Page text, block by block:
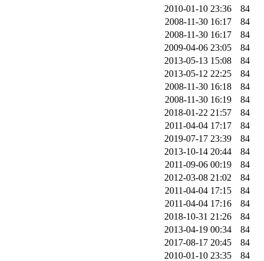
2010-01-10 23:36
84
2008-11-30 16:17
84
2008-11-30 16:17
84
2009-04-06 23:05
84
2013-05-13 15:08
84
2013-05-12 22:25
84
2008-11-30 16:18
84
2008-11-30 16:19
84
2018-01-22 21:57
84
2011-04-04 17:17
84
2019-07-17 23:39
84
2013-10-14 20:44
84
2011-09-06 00:19
84
2012-03-08 21:02
84
2011-04-04 17:15
84
2011-04-04 17:16
84
2018-10-31 21:26
84
2013-04-19 00:34
84
2017-08-17 20:45
84
2010-01-10 23:35
84